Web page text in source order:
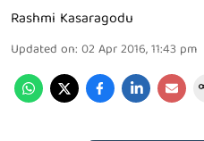
Rashmi Kasaragodu
Updated on: 02 Apr 2016, 11:43 pm